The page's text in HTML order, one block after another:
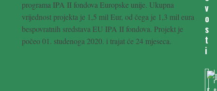
programa IPA II fondova Europske unije. Ukupna
vrijednost projekta je 1,5 mil Eur, od čega je 1,3 mil eura
bespovratnih sredstava EU IPA II fondova. Projekt je
počeo 01. studenoga 2020. i trajat će 24 mjeseca.
v
o
s
t
i
I
r
e